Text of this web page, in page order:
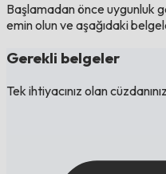
Başlamadan önce uygunluk
emin olun ve aşağıdaki
Gerekli belgeler
Tek ihtiyacınız olan